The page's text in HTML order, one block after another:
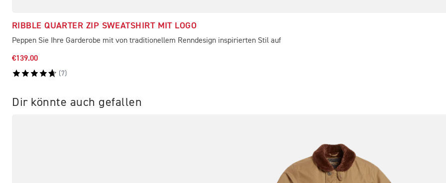
RIBBLE QUARTER ZIP SWEATSHIRT MIT LOGO
Peppen Sie Ihre Garderobe mit von traditionellem Renndesign inspirierten Stil auf
€139.00
(7)
Dir könnte auch gefallen